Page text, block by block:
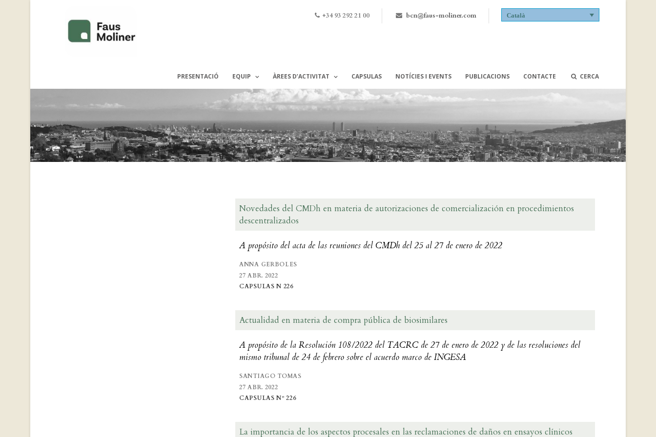
+34 93 292 21 00 bcn@faus-moliner.com Català
PRESENTACIÓ EQUIP ÀREES D’ACTIVITAT CAPSULAS NOTÍCIES I EVENTS PUBLICACIONS CONTACTE CERCA
Novedades del CMDh en materia de autorizaciones de comercialización en procedimientos
descentralizados
A propósito del acta de las reuniones del CMDh del 25 al 27 de enero de 2022
ANNA GERBOLES
27 ABR. 2022
CAPSULAS N 226
Actualidad en materia de compra pública de biosimilares
A propósito de la Resolución 108/2022 del TACRC de 27 de enero de 2022 y de las resoluciones del
mismo tribunal de 24 de febrero sobre el acuerdo marco de INGESA
SANTIAGO TOMAS
27 ABR. 2022
CAPSULAS Nº 226
La importancia de los aspectos procesales en las reclamaciones de daños en ensayos clínicos